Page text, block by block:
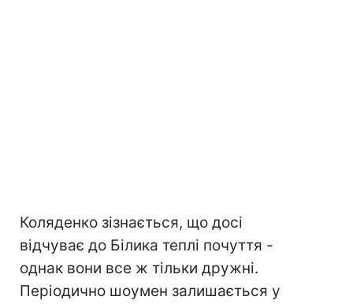
Коляденко зізнається, що досі
відчуває до Білика теплі почуття -
однак вони все ж тільки дружні.
Періодично шоумен залишається у